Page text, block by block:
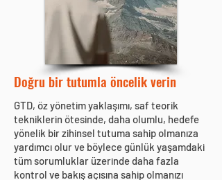
Doğru bir tutumla öncelik verin
GTD, öz yönetim yaklaşımı, saf teorik
tekniklerin ötesinde, daha olumlu, hedefe
yönelik bir zihinsel tutuma sahip olmanıza
yardımcı olur ve böylece günlük yaşamdaki
tüm sorumluklar üzerinde daha fazla
kontrol ve bakış açısına sahip olmanızı